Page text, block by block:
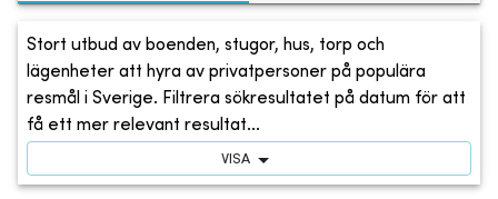
Stort utbud av boenden, stugor, hus, torp och
lägenheter att hyra av privatpersoner på populära
resmål i Sverige. Filtrera sökresultatet på datum för att
få ett mer relevant resultat...
VISA